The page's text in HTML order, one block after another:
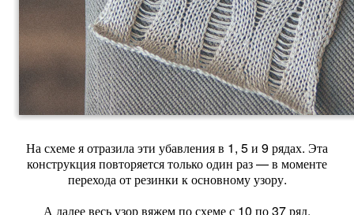
На схеме я отразила эти убавления в 1, 5 и 9 рядах. Эта
конструкция повторяется только один раз — в моменте
перехода от резинки к основному узору.
А далее весь узор вяжем по схеме с 10 по 37 ряд.